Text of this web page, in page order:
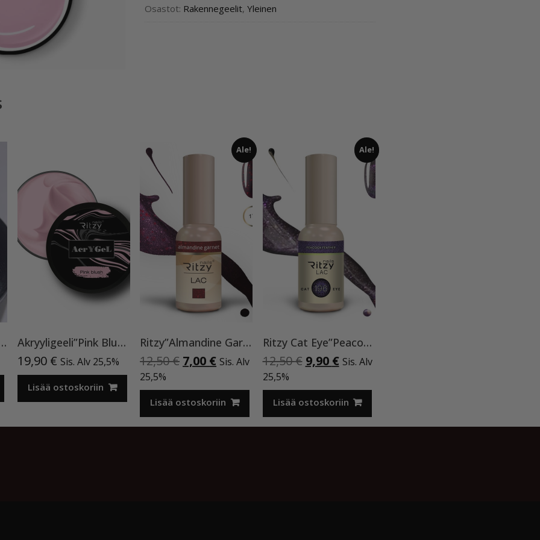
Osastot: Rakennegeelit, Yleinen
”Rainbow” 8ml Akryyligeeli”Pink Blush”15ml
19,90 € Sis. Alv 25,5%
Lisää ostoskoriin
Ale!
Ritzy”Almandine Garnet”,9 ml TPO-VAPAA
12,50€ Alkuperäinen
oli:
12,50 €.
7,00 €Nykyinen
on:
7,00 €.
Sis. Alv
25,5%
Lisää ostoskoriin
Ale!
Ritzy Cat Eye”Peacock feather”196, geelilakka
12,50€ Alkuperäinen
oli:
12,50 €.
9,90 €Nykyinen
on:
9,90 €.
Sis. Alv
25,5%
Lisää ostoskoriin